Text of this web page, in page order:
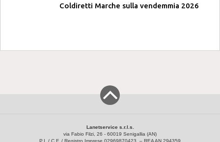
Coldiretti Marche sulla vendemmia 2026
Lanetservice s.r.l.s.
via Fabio Filzi, 26 - 60019 Senigallia (AN)
P.I. / C.F. / Registro Imprese 02969870423 – REA AN 294359